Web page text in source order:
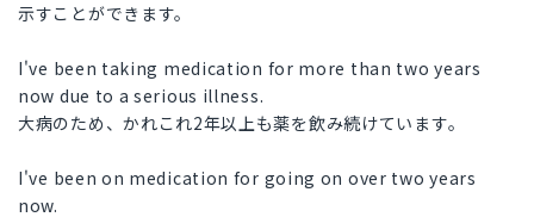
示すことができます。
I've been taking medication for more than two years
now due to a serious illness.
大病のため、かれこれ2年以上も薬を飲み続けています。
I've been on medication for going on over two years
now.